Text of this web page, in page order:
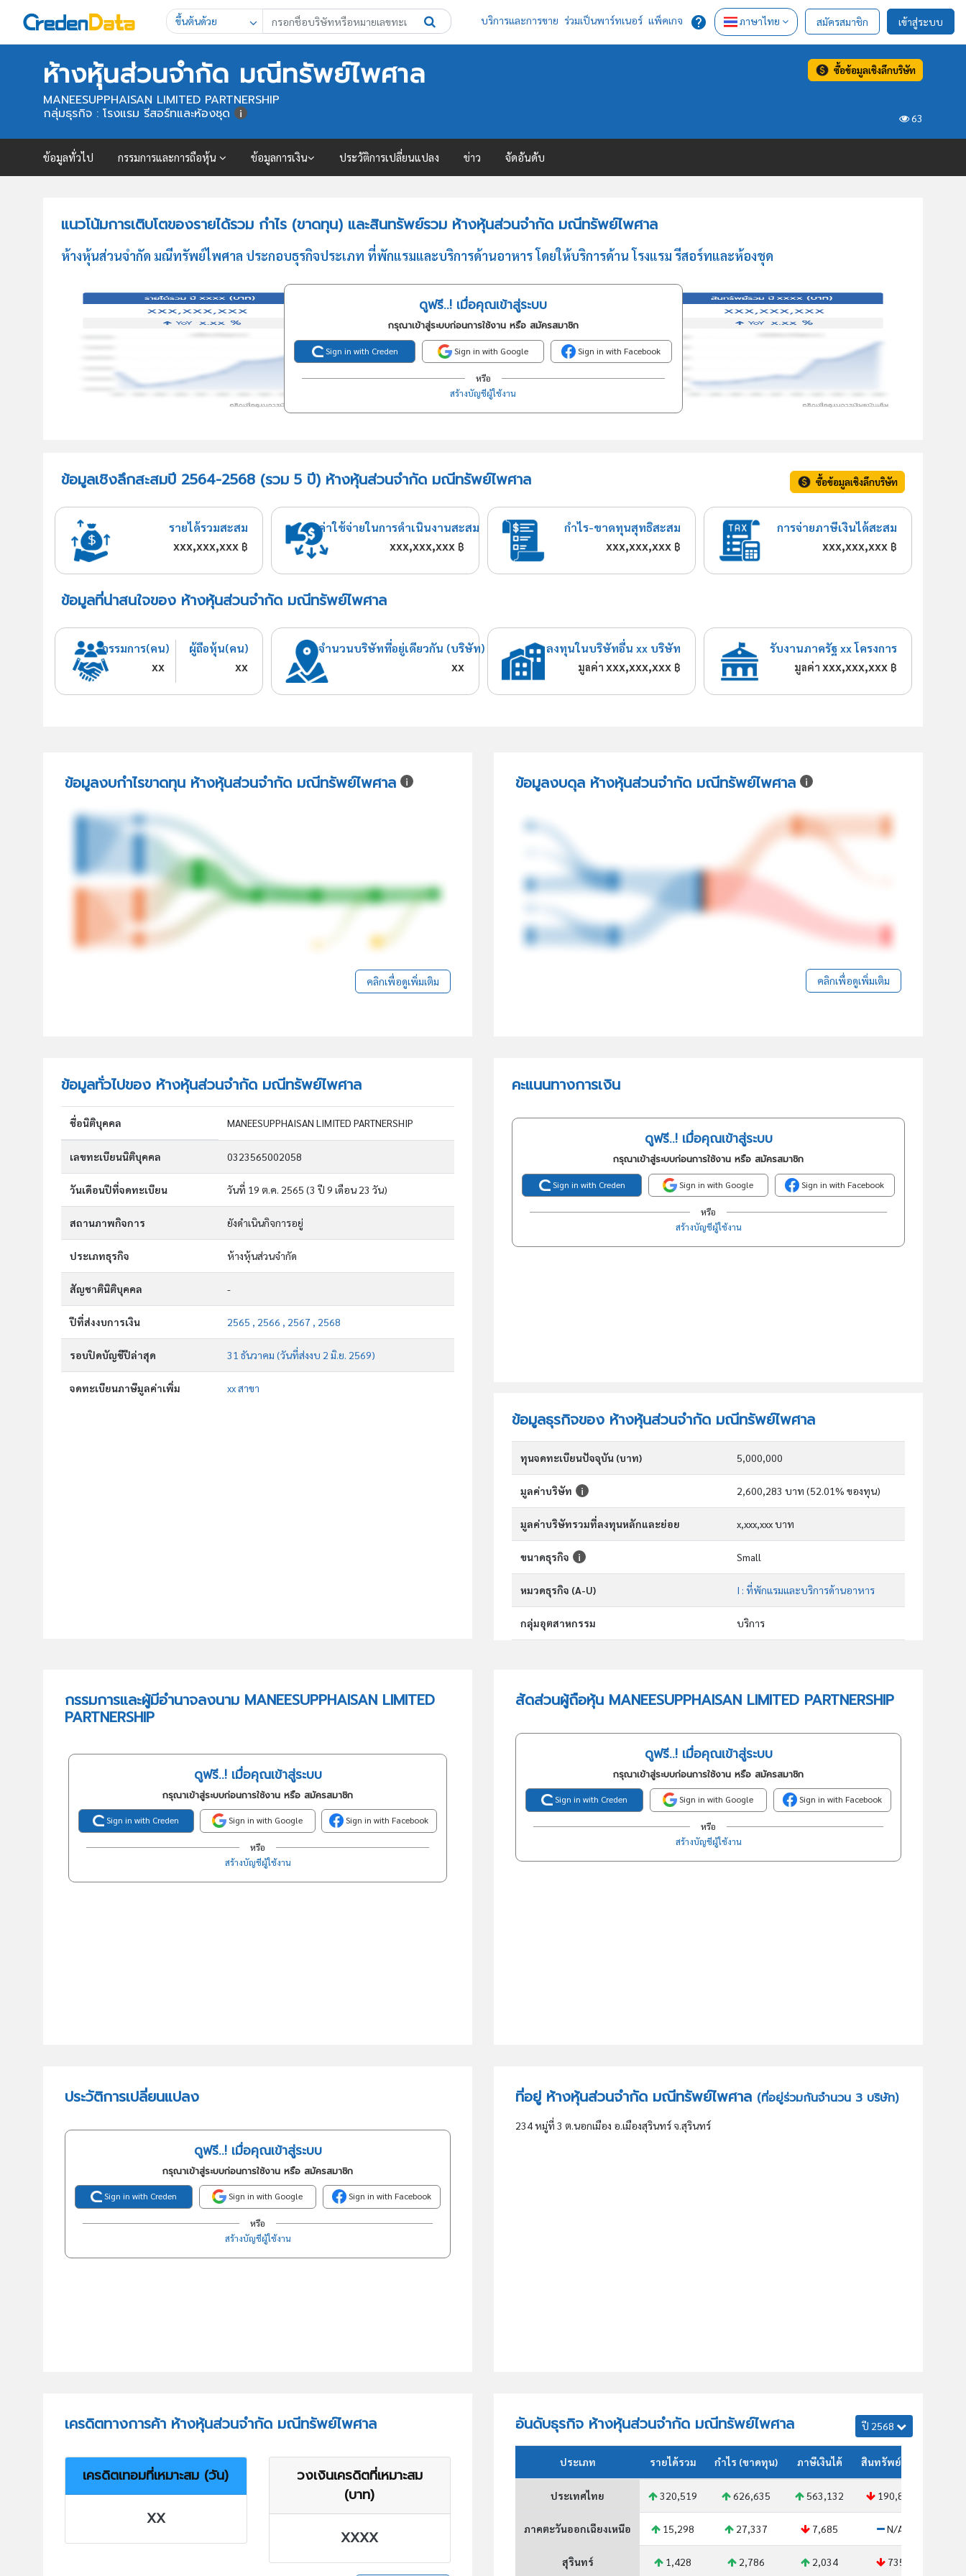
ขึ้นต้นด้วย บริการและการขาย ร่วมเป็นพาร์ทเนอร์ แพ็คเกจ ภาษาไทย สมัครสมาชิก เข้าสู่ระบบ
ห้างหุ้นส่วนจำกัด มณีทรัพย์ไพศาล ซื้อข้อมูลเชิงลึกบริษัท
MANEESUPPHAISAN LIMITED PARTNERSHIP
63
กลุ่มธุรกิจ : โรงแรม รีสอร์ทและห้องชุด
ข้อมูลทั่วไป กรรมการและการถือหุ้น ข้อมูลการเงิน ประวัติการเปลี่ยนแปลง ข่าว จัดอันดับ
แนวโน้มการเติบโตของรายได้รวม กำไร (ขาดทุน) และสินทรัพย์รวม ห้างหุ้นส่วนจำกัด มณีทรัพย์ไพศาล
ห้างหุ้นส่วนจำกัด มณีทรัพย์ไพศาล ประกอบธุรกิจประเภท ที่พักแรมและบริการด้านอาหาร โดยให้บริการด้าน โรงแรม รีสอร์ทและห้องชุด
ดูฟรี..! เมื่อคุณเข้าสู่ระบบ
กรุณาเข้าสู่ระบบก่อนการใช้งาน หรือ สมัครสมาชิก
Sign in with Creden Sign in with Google Sign in with Facebook
หรือ
สร้างบัญชีผู้ใช้งาน
ข้อมูลเชิงลึกสะสมปี 2564-2568 (รวม 5 ปี) ห้างหุ้นส่วนจำกัด มณีทรัพย์ไพศาล ซื้อข้อมูลเชิงลึกบริษัท
รายได้รวมสะสม
xxx,xxx,xxx ฿
ค่าใช้จ่ายในการดำเนินงานสะสม
xxx,xxx,xxx ฿
กำไร-ขาดทุนสุทธิสะสม
xxx,xxx,xxx ฿
การจ่ายภาษีเงินได้สะสม
xxx,xxx,xxx ฿
ข้อมูลที่น่าสนใจของ ห้างหุ้นส่วนจำกัด มณีทรัพย์ไพศาล
กรรมการ(คน)
xx
ผู้ถือหุ้น(คน)
xx
จำนวนบริษัทที่อยู่เดียวกัน (บริษัท)
xx
ลงทุนในบริษัทอื่น xx บริษัท
มูลค่าxxx,xxx,xxx ฿
รับงานภาครัฐ xx โครงการ
มูลค่าxxx,xxx,xxx ฿
ข้อมูลงบกำไรขาดทุน ห้างหุ้นส่วนจำกัด มณีทรัพย์ไพศาล
คลิกเพื่อดูเพิ่มเติม
ข้อมูลงบดุล ห้างหุ้นส่วนจำกัด มณีทรัพย์ไพศาล
คลิกเพื่อดูเพิ่มเติม
ข้อมูลทั่วไปของ ห้างหุ้นส่วนจำกัด มณีทรัพย์ไพศาล
ชื่อนิติบุคคล MANEESUPPHAISAN LIMITED PARTNERSHIP
เลขทะเบียนนิติบุคคล 0323565002058
วันเดือนปีที่จดทะเบียน วันที่ 19 ต.ค. 2565 (3 ปี 9 เดือน 23 วัน)
สถานภาพกิจการ ยังดำเนินกิจการอยู่
ประเภทธุรกิจ ห้างหุ้นส่วนจำกัด
สัญชาตินิติบุคคล -
ปีที่ส่งงบการเงิน 2565 , 2566 , 2567 , 2568
รอบปิดบัญชีปีล่าสุด 31 ธันวาคม (วันที่ส่งงบ 2 มิ.ย. 2569)
จดทะเบียนภาษีมูลค่าเพิ่ม xx สาขา
คะแนนทางการเงิน
ดูฟรี..! เมื่อคุณเข้าสู่ระบบ
กรุณาเข้าสู่ระบบก่อนการใช้งาน หรือ สมัครสมาชิก
Sign in with Creden Sign in with Google Sign in with Facebook
หรือ
สร้างบัญชีผู้ใช้งาน
ข้อมูลธุรกิจของ ห้างหุ้นส่วนจำกัด มณีทรัพย์ไพศาล
ทุนจดทะเบียนปัจจุบัน (บาท) 5,000,000
มูลค่าบริษัท 2,600,283 บาท (52.01% ของทุน)
มูลค่าบริษัทรวมที่ลงทุนหลักและย่อย x,xxx,xxx บาท
ขนาดธุรกิจ Small
หมวดธุรกิจ (A-U) I : ที่พักแรมและบริการด้านอาหาร
กลุ่มอุตสาหกรรม บริการ
กรรมการและผู้มีอำนาจลงนาม MANEESUPPHAISAN LIMITED
PARTNERSHIP
ดูฟรี..! เมื่อคุณเข้าสู่ระบบ
กรุณาเข้าสู่ระบบก่อนการใช้งาน หรือ สมัครสมาชิก
Sign in with Creden Sign in with Google Sign in with Facebook
หรือ
สร้างบัญชีผู้ใช้งาน
สัดส่วนผู้ถือหุ้น MANEESUPPHAISAN LIMITED PARTNERSHIP
ดูฟรี..! เมื่อคุณเข้าสู่ระบบ
กรุณาเข้าสู่ระบบก่อนการใช้งาน หรือ สมัครสมาชิก
Sign in with Creden Sign in with Google Sign in with Facebook
หรือ
สร้างบัญชีผู้ใช้งาน
ประวัติการเปลี่ยนแปลง
ดูฟรี..! เมื่อคุณเข้าสู่ระบบ
กรุณาเข้าสู่ระบบก่อนการใช้งาน หรือ สมัครสมาชิก
Sign in with Creden Sign in with Google Sign in with Facebook
หรือ
สร้างบัญชีผู้ใช้งาน
ที่อยู่ ห้างหุ้นส่วนจำกัด มณีทรัพย์ไพศาล (ที่อยู่ร่วมกันจำนวน 3 บริษัท)
234 หมู่ที่ 3 ต.นอกเมือง อ.เมืองสุรินทร์ จ.สุรินทร์
เครดิตทางการค้า ห้างหุ้นส่วนจำกัด มณีทรัพย์ไพศาล
เครดิตเทอมที่เหมาะสม (วัน)
XX
วงเงินเครดิตที่เหมาะสม
(บาท)
XXXX
อันดับธุรกิจ ห้างหุ้นส่วนจำกัด มณีทรัพย์ไพศาล ปี 2568
ประเภท รายได้รวม กำไร (ขาดทุน) ภาษีเงินได้ สินทรัพย์รวม
ประเทศไทย 320,519 626,635 563,132 190,808
ภาคตะวันออกเฉียงเหนือ 15,298 27,337 7,685 N/A
สุรินทร์ 1,428 2,786 2,034 735